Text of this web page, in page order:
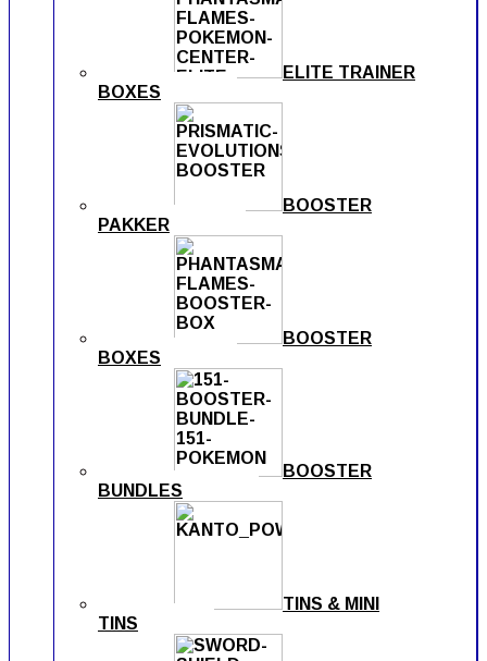
ELITE TRAINER
BOXES
BOOSTER
PAKKER
BOOSTER
BOXES
BOOSTER
BUNDLES
TINS & MINI
TINS